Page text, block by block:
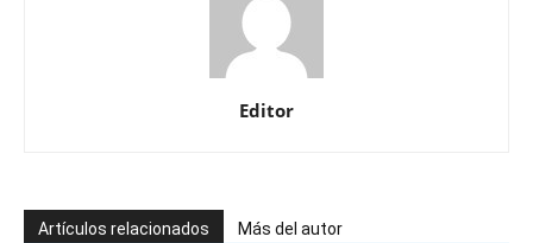
Editor
Artículos relacionados Más del autor